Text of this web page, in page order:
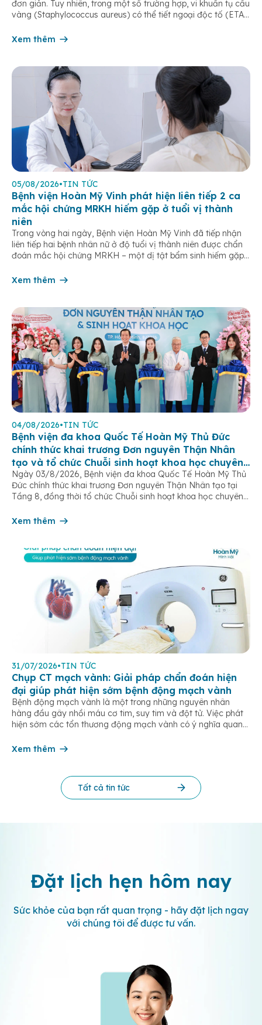
đơn giản. Tuy nhiên, trong một số trường hợp, vi khuẩn tụ cầu
vàng (Staphylococcus aureus) có thể tiết ngoại độc tố (ETA
(Staphylococcal Scalded Skin Syndrome – SSSS) – một […]
Xem thêm
05/08/2026•TIN TỨC
Bệnh viện Hoàn Mỹ Vinh phát hiện liên tiếp 2 ca
mắc hội chứng MRKH hiếm gặp ở tuổi vị thành
niên
Trong vòng hai ngày, Bệnh viện Hoàn Mỹ Vinh đã tiếp nhận
liên tiếp hai bệnh nhân nữ ở độ tuổi vị thành niên được chẩn
đoán mắc hội chứng MRKH – một dị tật bẩm sinh hiếm gặp
tuổi dậy thì. […]
Xem thêm
04/08/2026•TIN TỨC
Bệnh viện đa khoa Quốc Tế Hoàn Mỹ Thủ Đức
chính thức khai trương Đơn nguyên Thận Nhân
tạo và tổ chức Chuỗi sinh hoạt khoa học chuyên
đề
Ngày 03/8/2026, Bệnh viện đa khoa Quốc Tế Hoàn Mỹ Thủ
Đức chính thức khai trương Đơn nguyên Thận Nhân tạo tại
Tầng 8, đồng thời tổ chức Chuỗi sinh hoạt khoa học chuyên
bước tiến quan trọng trong chiến lược […]
Xem thêm
31/07/2026•TIN TỨC
Chụp CT mạch vành: Giải pháp chẩn đoán hiện
đại giúp phát hiện sớm bệnh động mạch vành
Bệnh động mạch vành là một trong những nguyên nhân
hàng đầu gây nhồi máu cơ tim, suy tim và đột tử. Việc phát
hiện sớm các tổn thương động mạch vành có ý nghĩa quan
nguy hiểm. Hiện nay, chụp CT mạch […]
Xem thêm
Tất cả tin tức
Đặt lịch hẹn hôm nay
Sức khỏe của bạn rất quan trọng - hãy đặt lịch ngay
với chúng tôi để được tư vấn.